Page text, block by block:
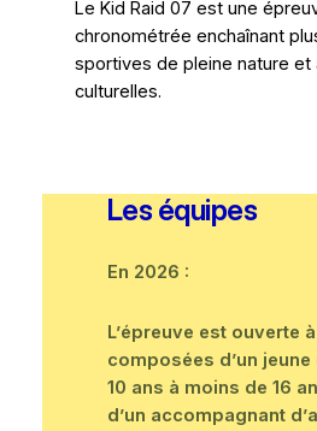
Le Kid Raid 07 est une
chronométrée enchaînant
sportives de pleine nature et
culturelles.
Les équipes
En 2026 :
L’épreuve est ouverte
composées d’un jeune
10 ans à moins de 16
d’un accompagnant